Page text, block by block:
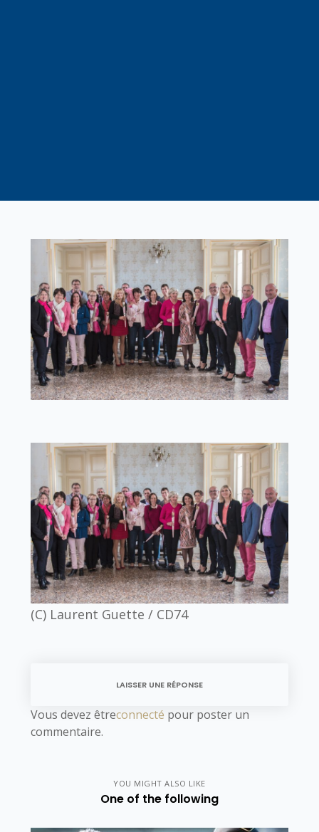
(C) Laurent Guette / CD74
LAISSER UNE RÉPONSE
Vous devez êtreconnecté pour poster un
commentaire.
YOU MIGHT ALSO LIKE
One of the following